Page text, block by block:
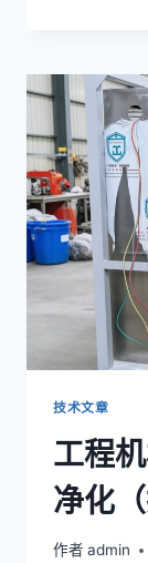
染
度
在
线
监
测
与
智
能
过
滤
技术文章
工程
净化（
作者 admin